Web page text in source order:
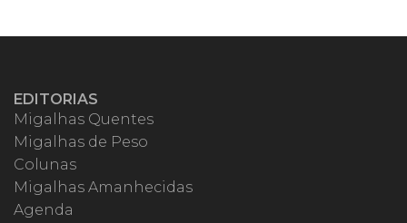
EDITORIAS
Migalhas Quentes
Migalhas de Peso
Colunas
Migalhas Amanhecidas
Agenda